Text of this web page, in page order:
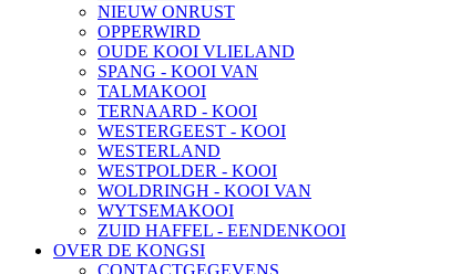
NIEUW ONRUST
OPPERWIRD
OUDE KOOI VLIELAND
SPANG - KOOI VAN
TALMAKOOI
TERNAARD - KOOI
WESTERGEEST - KOOI
WESTERLAND
WESTPOLDER - KOOI
WOLDRINGH - KOOI VAN
WYTSEMAKOOI
ZUID HAFFEL - EENDENKOOI
OVER DE KONGSI
CONTACTGEGEVENS